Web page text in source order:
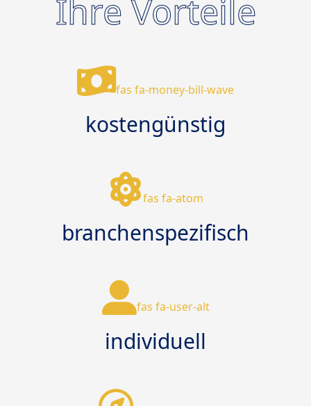
Ihre Vorteile
fas fa-money-bill-wave
kostengünstig
fas fa-atom
branchenspezifisch
fas fa-user-alt
individuell